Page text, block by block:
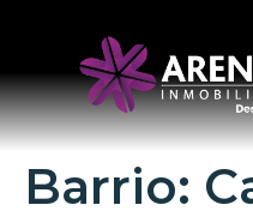
Barrio: